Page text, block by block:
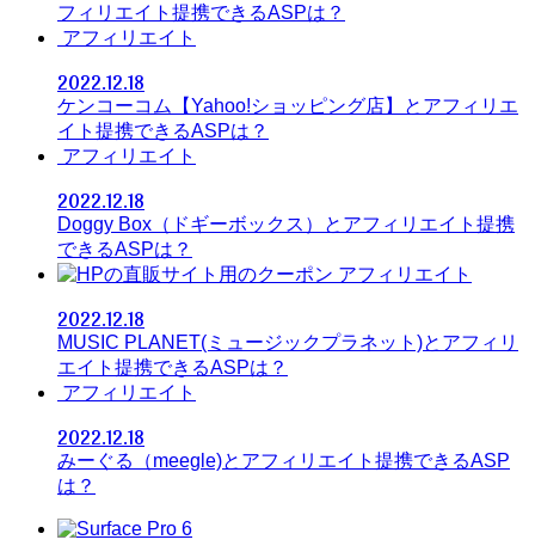
フィリエイト提携できるASPは？
アフィリエイト
2022.12.18
ケンコーコム【Yahoo!ショッピング店】とアフィリエ
イト提携できるASPは？
アフィリエイト
2022.12.18
Doggy Box（ドギーボックス）とアフィリエイト提携
できるASPは？
アフィリエイト
2022.12.18
MUSIC PLANET(ミュージックプラネット)とアフィリ
エイト提携できるASPは？
アフィリエイト
2022.12.18
みーぐる（meegle)とアフィリエイト提携できるASP
は？